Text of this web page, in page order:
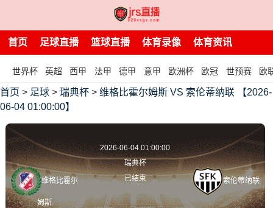
首页 足球直播 篮球直播 体育录像 体育资讯
世界杯 英超 西甲 法甲 德甲 意甲 欧洲杯 欧冠 世预赛 欧
首页 > 足球 > 瑞典杯 > 维格比霍尔姆斯 VS 索伦蒂纳联 【2026-
06-04 01:00:00】
维格比霍尔
姆斯
2026-06-04 01:00:00
瑞典杯
已结束
索伦蒂纳联